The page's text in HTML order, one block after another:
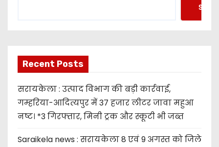
Recent Posts
सरायकेला : उत्पाद विभाग की बड़ी कार्रवाई,
गम्हरिया-आदित्यपुर में 37 हजार लीटर जावा महुआ
नष्ट। *3 गिरफ्तार, मिनी ट्रक और स्कूटी भी जब्त
Saraikela news : सरायकेला 8 एवं 9 अगस्त को जिले